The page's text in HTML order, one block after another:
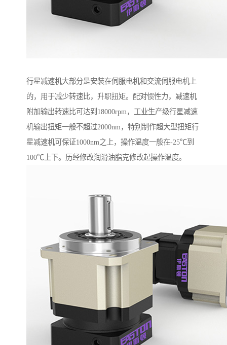
行星减速机大部分是安装在伺服电机和交流伺服电机上
的，用于减少转速比，升职扭矩。配对惯性力，减速机
附加输出转速比可达到18000rpm，工业生产级行星减速
机输出扭矩一般不超过2000nm，特别制作超大型扭矩行
星减速机可保证1000nm之上，操作温度一般在-25℃到
100℃上下。历经修改润滑油脂克修改起操作温度。